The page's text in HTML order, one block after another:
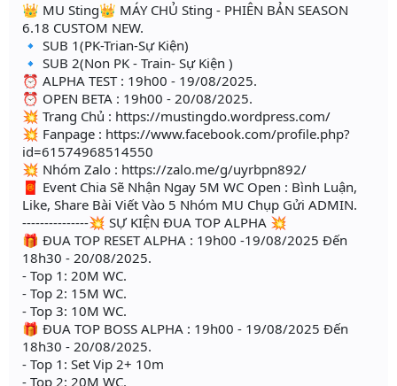
👑 MU Sting👑 MÁY CHỦ Sting - PHIÊN BẢN SEASON
6.18 CUSTOM NEW.
🔹 SUB 1(PK-Trian-Sự Kiện)
🔹 SUB 2(Non PK - Train- Sự Kiện )
⏰ ALPHA TEST : 19h00 - 19/08/2025.
⏰ OPEN BETA : 19h00 - 20/08/2025.
💥 Trang Chủ : https://mustingdo.wordpress.com/
💥 Fanpage : https://www.facebook.com/profile.php?
id=61574968514550
💥 Nhóm Zalo : https://zalo.me/g/uyrbpn892/
🧧 Event Chia Sẽ Nhận Ngay 5M WC Open : Bình Luận,
Like, Share Bài Viết Vào 5 Nhóm MU Chụp Gửi ADMIN.
---------------💥 SỰ KIỆN ĐUA TOP ALPHA 💥
🎁 ĐUA TOP RESET ALPHA : 19h00 -19/08/2025 Đến
18h30 - 20/08/2025.
- Top 1: 20M WC.
- Top 2: 15M WC.
- Top 3: 10M WC.
🎁 ĐUA TOP BOSS ALPHA : 19h00 - 19/08/2025 Đến
18h30 - 20/08/2025.
- Top 1: Set Vip 2+ 10m
- Top 2: 20M WC.